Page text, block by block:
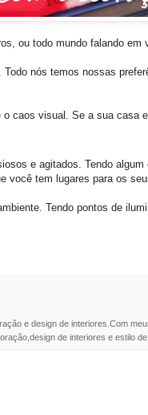
ou todo mundo falando em
nós temos nossas
caos visual. Se a sua
e agitados. Tendo
você tem lugares para os
Tendo pontos de
e design de interiores.Com
de interiores e estilo